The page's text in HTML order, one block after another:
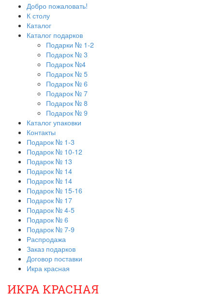
Добро пожаловать!
К столу
Каталог
Каталог подарков
Подарки № 1-2
Подарок № 3
Подарок №4
Подарок № 5
Подарок № 6
Подарок № 7
Подарок № 8
Подарок № 9
Каталог упаковки
Контакты
Подарок № 1-3
Подарок № 10-12
Подарок № 13
Подарок № 14
Подарок № 14
Подарок № 15-16
Подарок № 17
Подарок № 4-5
Подарок № 6
Подарок № 7-9
Распродажа
Заказ подарков
Договор поставки
Икра красная
ИКРА КРАСНАЯ